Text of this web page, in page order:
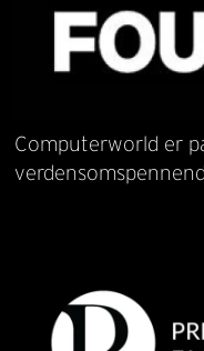
Computerworld er